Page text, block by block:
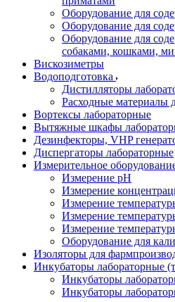
Оборудование для
Оборудование для
Оборудование для
собаками, кошками,
Вискозиметры
Водоподготовка
Дистилляторы
Расходные материалы
Вортексы лабораторные
Вытяжные шкафы
Дезинфекторы, VHP
Диспергаторы лабораторные
Измерительное
Измерение pH
Измерение
Измерение
Измерение
Измерение
Оборудование для
Изоляторы для
Инкубаторы лабораторные
Инкубаторы
Инкубаторы